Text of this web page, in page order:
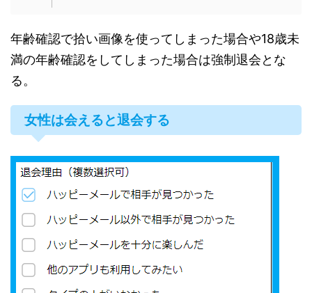
年齢確認で拾い画像を使ってしまった場合や18歳未
満の年齢確認をしてしまった場合は強制退会とな
る。
女性は会えると退会する